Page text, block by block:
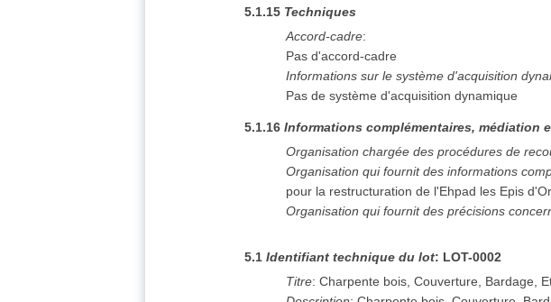
5.1.15 Techniques
Accord-cadre:
Pas d'accord-cadre
Informations sur le système d'acquisition
Pas de système d'acquisition dynamique
5.1.16Informations complémentaires, médiation
Organisation chargée des procédures de
Organisation qui fournit des informations
pour la restructuration de l'Ehpad les Epis
Organisation qui fournit des précisions
5.1Identifiant technique du lot: LOT-0002
Titre:Charpente bois, Couverture, Bardage,